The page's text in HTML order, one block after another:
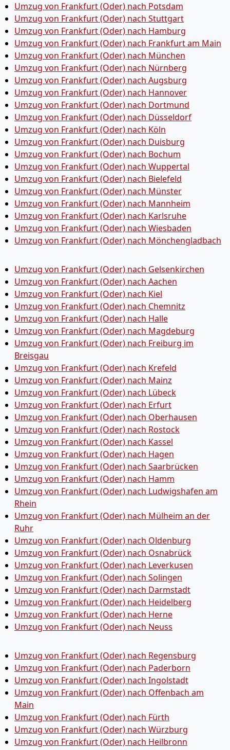
Umzug von Frankfurt (Oder) nach Potsdam
Umzug von Frankfurt (Oder) nach Stuttgart
Umzug von Frankfurt (Oder) nach Hamburg
Umzug von Frankfurt (Oder) nach Frankfurt am Main
Umzug von Frankfurt (Oder) nach München
Umzug von Frankfurt (Oder) nach Nürnberg
Umzug von Frankfurt (Oder) nach Augsburg
Umzug von Frankfurt (Oder) nach Hannover
Umzug von Frankfurt (Oder) nach Dortmund
Umzug von Frankfurt (Oder) nach Düsseldorf
Umzug von Frankfurt (Oder) nach Köln
Umzug von Frankfurt (Oder) nach Duisburg
Umzug von Frankfurt (Oder) nach Bochum
Umzug von Frankfurt (Oder) nach Wuppertal
Umzug von Frankfurt (Oder) nach Bielefeld
Umzug von Frankfurt (Oder) nach Münster
Umzug von Frankfurt (Oder) nach Mannheim
Umzug von Frankfurt (Oder) nach Karlsruhe
Umzug von Frankfurt (Oder) nach Wiesbaden
Umzug von Frankfurt (Oder) nach Mönchen­gladbach
Umzug von Frankfurt (Oder) nach Gelsenkirchen
Umzug von Frankfurt (Oder) nach Aachen
Umzug von Frankfurt (Oder) nach Kiel
Umzug von Frankfurt (Oder) nach Chemnitz
Umzug von Frankfurt (Oder) nach Halle
Umzug von Frankfurt (Oder) nach Magdeburg
Umzug von Frankfurt (Oder) nach Freiburg im
Breisgau
Umzug von Frankfurt (Oder) nach Krefeld
Umzug von Frankfurt (Oder) nach Mainz
Umzug von Frankfurt (Oder) nach Lübeck
Umzug von Frankfurt (Oder) nach Erfurt
Umzug von Frankfurt (Oder) nach Oberhausen
Umzug von Frankfurt (Oder) nach Rostock
Umzug von Frankfurt (Oder) nach Kassel
Umzug von Frankfurt (Oder) nach Hagen
Umzug von Frankfurt (Oder) nach Saarbrücken
Umzug von Frankfurt (Oder) nach Hamm
Umzug von Frankfurt (Oder) nach Ludwigshafen am
Rhein
Umzug von Frankfurt (Oder) nach Mülheim an der
Ruhr
Umzug von Frankfurt (Oder) nach Oldenburg
Umzug von Frankfurt (Oder) nach Osnabrück
Umzug von Frankfurt (Oder) nach Leverkusen
Umzug von Frankfurt (Oder) nach Solingen
Umzug von Frankfurt (Oder) nach Darmstadt
Umzug von Frankfurt (Oder) nach Heidelberg
Umzug von Frankfurt (Oder) nach Herne
Umzug von Frankfurt (Oder) nach Neuss
Umzug von Frankfurt (Oder) nach Regensburg
Umzug von Frankfurt (Oder) nach Paderborn
Umzug von Frankfurt (Oder) nach Ingolstadt
Umzug von Frankfurt (Oder) nach Offenbach am
Main
Umzug von Frankfurt (Oder) nach Fürth
Umzug von Frankfurt (Oder) nach Würzburg
Umzug von Frankfurt (Oder) nach Heilbronn